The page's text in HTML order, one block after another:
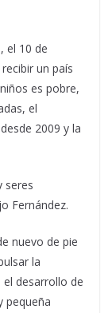
el 10 de
un país
es pobre,
el
2009 y la
seres
Fernández.
nuevo de pie
la
desarrollo de
pequeña